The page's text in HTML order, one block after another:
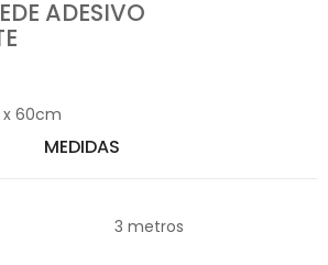
ADESIVO
x 60cm
MEDIDAS
3 metros